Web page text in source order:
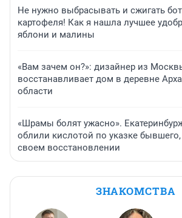
Не нужно выбрасывать и сжигать
картофеля! Как я нашла лучшее
яблони и малины
«Вам зачем он?»: дизайнер из
восстанавливает дом в деревне
области
«Шрамы болят ужасно».
облили кислотой по указке бывшего,
своем восстановлении
ЗНАКОМСТВА